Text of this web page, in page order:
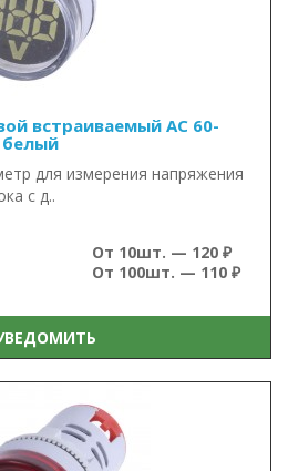
встраиваемый AC 60-
белый
для измерения напряжения
с д..
От 10шт. — 120 ₽
От 100шт. — 110 ₽